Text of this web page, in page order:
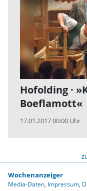
Hofolding ·
Boeflamott«
17.01.2017 00:00 Uhr
Wochenanzeiger
Media-Daten Impressum